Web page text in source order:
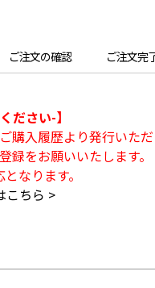
ご注文の確認 ご注文完
ださい-】
入履歴より発行いただ
録をお願いいたします。
なります。
こちら >